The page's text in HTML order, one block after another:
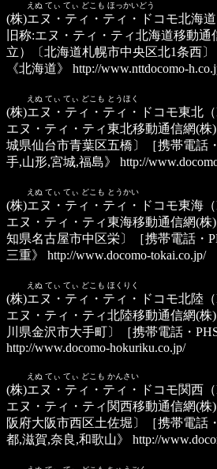
えぬ てぃ てぃ どこも ほっかいどう
(株)エヌ・ティ・ティ・ドコモ北海道
旧称:エヌ・ティ・ティ北海道移動通
立）〔北海道札幌市中央区北1条西〕
《北海道》
http://www.nttdocomo-
えぬ てぃ てぃ どこも とうほく
(株)エヌ・ティ・ティ・ドコモ東北
エヌ・ティ・ティ東北移動通信網(株
城県仙台市青葉区五橋〕［携帯電話
手,山形,宮城,福島》
http://
えぬ てぃ てぃ どこも とうかい
(株)エヌ・ティ・ティ・ドコモ東海
エヌ・ティ・ティ東海移動通信網(株
知県名古屋市中区栄〕［携帯電話・
三重》
http://www.docomo-tokai.co.jp/
えぬ てぃ てぃ どこも ほくりく
(株)エヌ・ティ・ティ・ドコモ北陸
エヌ・ティ・ティ北陸移動通信網(株
川県金沢市大手町〕［携帯電話・
http://www.docomo-hokuriku.co.jp/
えぬ てぃ てぃ どこも かんさい
(株)エヌ・ティ・ティ・ドコモ関西
エヌ・ティ・ティ関西移動通信網(株
阪府大阪市西区土佐堀〕［携帯電話
都,滋賀,奈良,和歌山》
http://